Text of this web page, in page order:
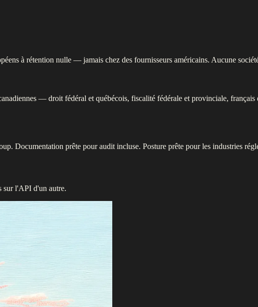
à rétention nulle — jamais chez des fournisseurs américains. Aucune
— droit fédéral et québécois, fiscalité fédérale et provinciale,
Documentation prête pour audit incluse. Posture prête pour les industries
sur l'API d'un autre.